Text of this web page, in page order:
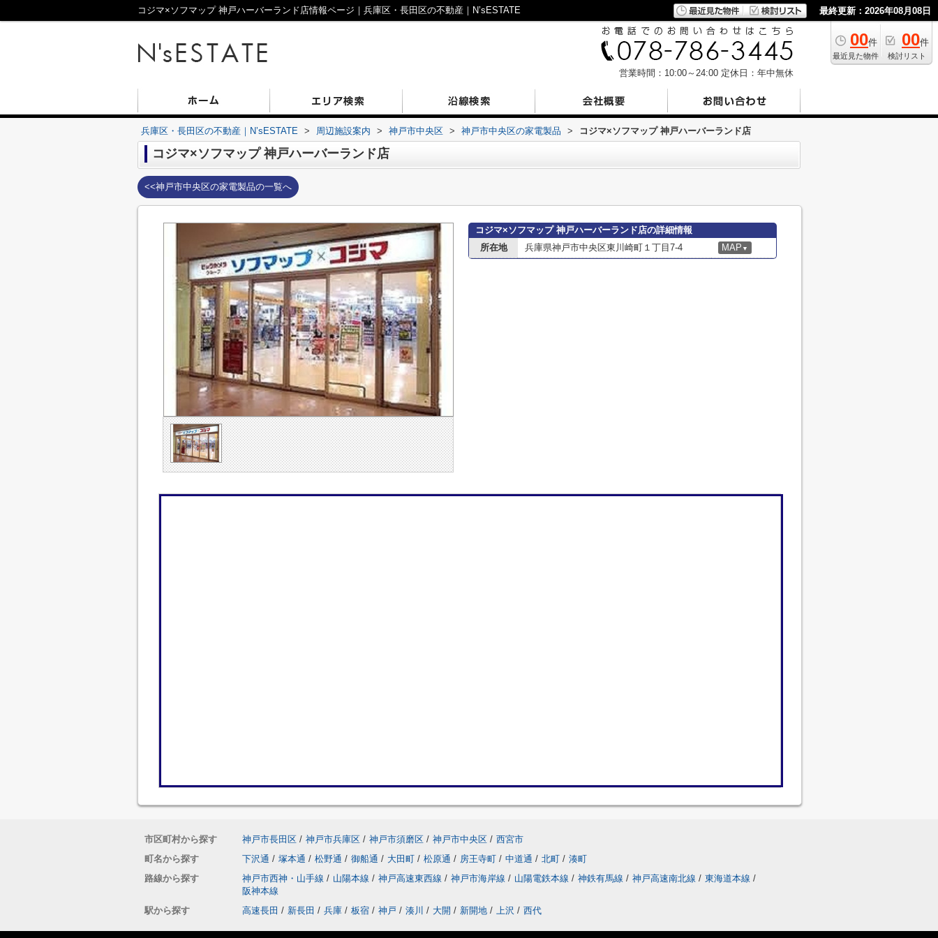
コジマ×ソフマップ 神戸ハーバーランド店情報ページ｜兵庫区・長田区の不動産｜N’sESTATE 最終更新：2026年08月08日
00件
最近見た物件
00件
検討リスト
営業時間：10:00～24:00 定休日：年中無休
兵庫区・長田区の不動産｜N’sESTATE > 周辺施設案内 > 神戸市中央区 > 神戸市中央区の家電製品 > コジマ×ソフマップ 神戸ハーバーランド店
コジマ×ソフマップ 神戸ハーバーランド店
<<神戸市中央区の家電製品の一覧へ
コジマ×ソフマップ 神戸ハーバーランド店の詳細情報
所在地
兵庫県神戸市中央区東川崎町１丁目7-4 MAP ▼
市区町村から探す 神戸市長田区 / 神戸市兵庫区 / 神戸市須磨区 / 神戸市中央区 / 西宮市
町名から探す
下沢通 / 塚本通 / 松野通 / 御船通 / 大田町 / 松原通 / 房王寺町 / 中道通 / 北町 / 湊町
路線から探す
神戸市西神・山手線 / 山陽本線 / 神戸高速東西線 / 神戸市海岸線 / 山陽電鉄本線 / 神鉄有馬線 / 神戸高速南北線 / 東海道本線 /
阪神本線
駅から探す
高速長田 / 新長田 / 兵庫 / 板宿 / 神戸 / 湊川 / 大開 / 新開地 / 上沢 / 西代